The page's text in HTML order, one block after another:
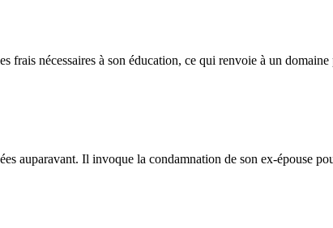
nécessaires à son éducation, ce qui renvoie à un domaine
auparavant. Il invoque la condamnation de son ex-épouse